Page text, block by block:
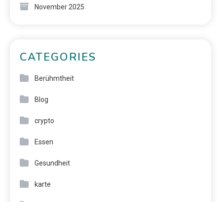
November 2025
CATEGORIES
Berühmtheit
Blog
crypto
Essen
Gesundheit
karte